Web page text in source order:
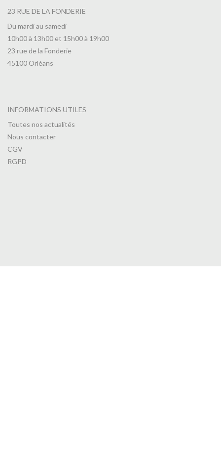
23 RUE DE LA FONDERIE
Du mardi au samedi
10h00 à 13h00 et 15h00 à 19h00
23 rue de la Fonderie
45100 Orléans
INFORMATIONS UTILES
Toutes nos actualités
Nous contacter
CGV
RGPD